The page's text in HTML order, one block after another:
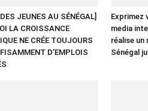
JEUNES AU SÉNÉGAL]
LA CROISSANCE
NE CRÉE TOUJOURS
D’EMPLOIS
Exprimez
media
réalise
Sénégal